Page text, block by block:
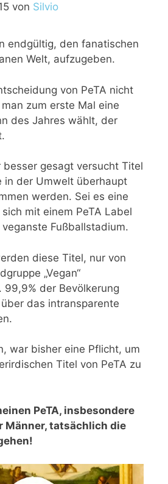
von Silvio
endgültig, den fanatischen
Welt, aufzugeben.
von PeTA nicht
zum erste Mal eine
des Jahres wählt, der
besser gesagt versucht Titel
in der Umwelt überhaupt
werden. Sei es eine
mit einem PeTA Label
Fußballstadium.
diese Titel, nur von
„Vegan“
99,9% der Bevölkerung
das intransparente
war bisher eine Pflicht, um
Titel von PeTA zu
PeTA, insbesondere
Männer, tatsächlich die